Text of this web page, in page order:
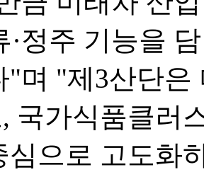
·정주 기능을
"며 "제3산단은
국가식품클러
심으로 고도화